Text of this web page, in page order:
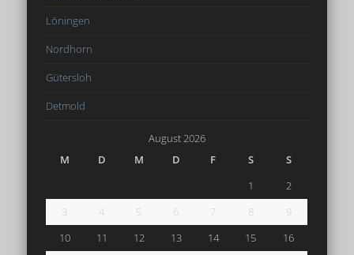
Löningen
Nordhorn
Gütersloh
Detmold
August 2026
M
D M D F S
S
1
2
3
4 5 6 7 8
9
10
11 12 13 14 15
16